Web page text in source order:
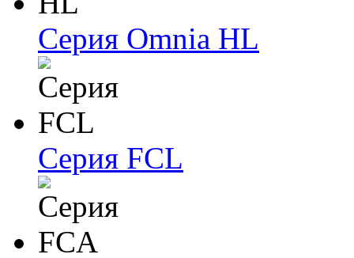
Серия Omnia HL
Серия FCL